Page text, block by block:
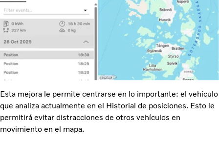
Esta mejora le permite centrarse en lo importante: el vehículo
que analiza actualmente en el Historial de posiciones. Esto le
permitirá evitar distracciones de otros vehículos en
movimiento en el mapa.